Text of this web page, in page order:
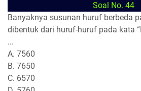
Soal No. 44
Banyaknya susunan huruf berbeda
dibentuk dari huruf-huruf pada kata
...
A. 7560
B. 7650
C. 6570